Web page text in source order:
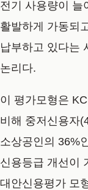
전기 사용량이 늘
활발하게 가동되
납부하고 있다는
논리다.
이 평가모형은
비해 중저신용자
소상공인의 36%
신용등급 개선이
대안신용평가 모